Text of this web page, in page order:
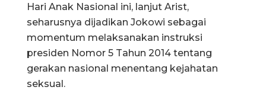
Hari Anak Nasional ini, lanjut Arist,
seharusnya dijadikan Jokowi sebagai
momentum melaksanakan instruksi
presiden Nomor 5 Tahun 2014 tentang
gerakan nasional menentang kejahatan
seksual.